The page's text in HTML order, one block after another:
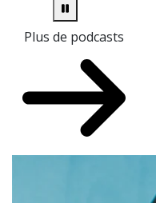
Plus de podcasts